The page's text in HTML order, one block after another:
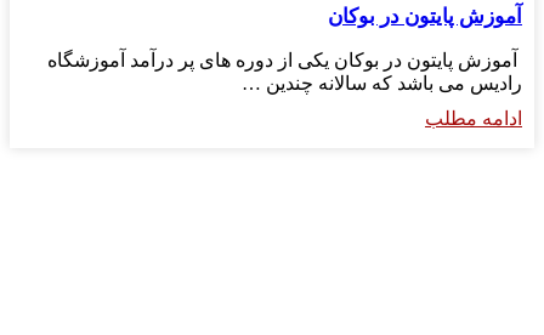
آموزش پایتون در بوکان
آموزش پایتون در بوکان یکی از دوره های پر درآمد آموزشگاه
رادیس می باشد که سالانه چندین …
ادامه مطلب